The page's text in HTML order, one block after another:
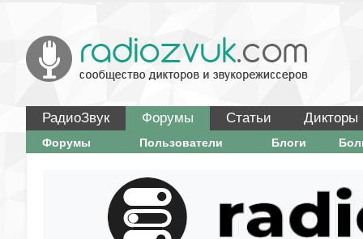
РадиоЗвук Форумы Статьи Дикторы
Форумы Пользователи Блоги